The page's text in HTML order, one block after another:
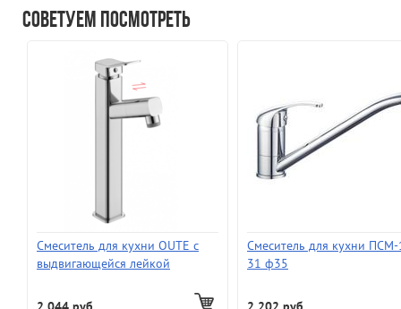
Советуем посмотреть
Смеситель для кухни OUTE с
выдвигающейся лейкой
Смеситель для кухни
31 ф35